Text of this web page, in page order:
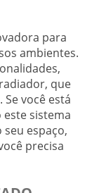
para
ambientes.
que
você está
sistema
espaço,
precisa